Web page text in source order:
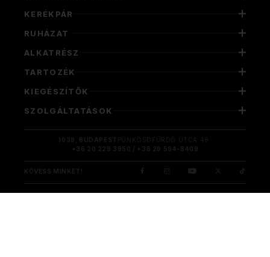
KERÉKPÁR
RUHÁZAT
ALKATRÉSZ
TARTOZÉK
KIEGÉSZÍTŐK
SZOLGÁLTATÁSOK
1039, BUDAPEST PÜNKÖSDFÜRDŐ UTCA 48.
+36 20 229 3950 / +36 20 594-8409
KÖVESS MINKET!